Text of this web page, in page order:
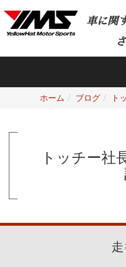
車に関
ホーム ブログ ト
トッチー社